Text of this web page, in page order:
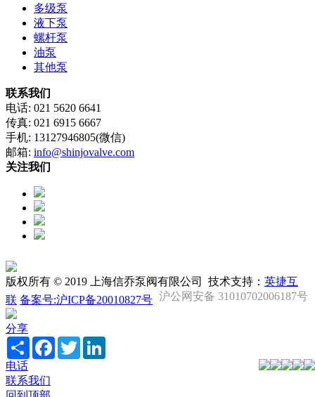
多级泵
液下泵
螺杆泵
油泵
其他泵
联系我们
电话: 021 5620 6641
传真: 021 6915 6667
手机: 13127946805(微信)
邮箱: info@shinjovalve.com
关注我们
版权所有 © 2019 上海信乔泵阀有限公司 技术支持： 英捷互
联 备案号:沪ICP备20010827号 沪公网安备 31010702006187号
分享
Share FacebookTwitter
电话
联系我们